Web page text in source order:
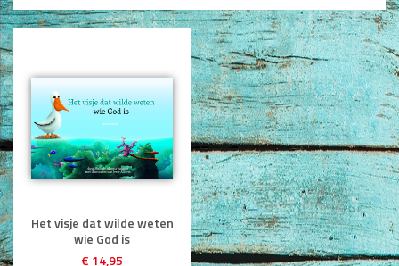
Bijbelstudie
Het visje dat wilde weten
wie God is
€ 14,95